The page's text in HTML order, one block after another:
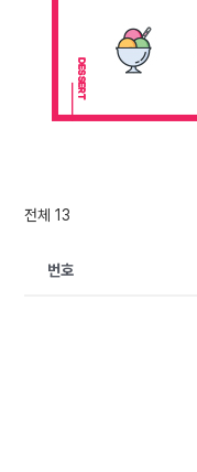
전체 13
번호